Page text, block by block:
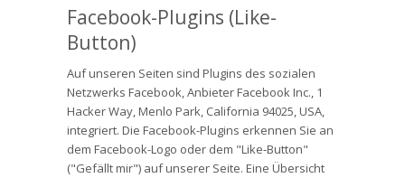
Facebook-Plugins (Like-
Button)
Auf unseren Seiten sind Plugins des sozialen
Netzwerks Facebook, Anbieter Facebook Inc., 1
Hacker Way, Menlo Park, California 94025, USA,
integriert. Die Facebook-Plugins erkennen Sie an
dem Facebook-Logo oder dem "Like-Button"
("Gefällt mir") auf unserer Seite. Eine Übersicht